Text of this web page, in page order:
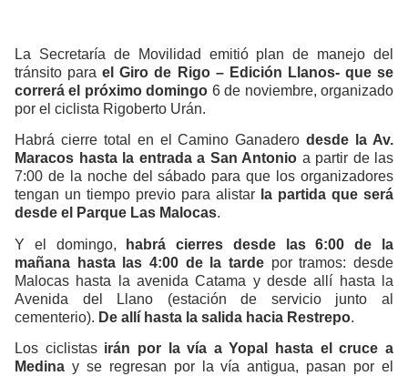
La Secretaría de Movilidad emitió plan de manejo del
tránsito parael Giro de Rigo – Edición Llanos- que se
correrá el próximo domingo 6 de noviembre, organizado
por el ciclista Rigoberto Urán.
Habrá cierre total en el Camino Ganaderodesde la Av.
Maracos hasta la entrada a San Antonio a partir de las
7:00 de la noche del sábado para que los organizadores
tengan un tiempo previo para alistar la partida que será
desde el Parque Las Malocas.
Y el domingo, habrá cierres desde las 6:00 de la
mañana hasta las 4:00 de la tarde por tramos: desde
Malocas hasta la avenida Catama y desde allí hasta la
Avenida del Llano (estación de servicio junto al
cementerio). De allí hasta la salida hacia Restrepo.
Los ciclistas irán por la vía a Yopal hasta el cruce a
Medina y se regresan por la vía antigua, pasan por el